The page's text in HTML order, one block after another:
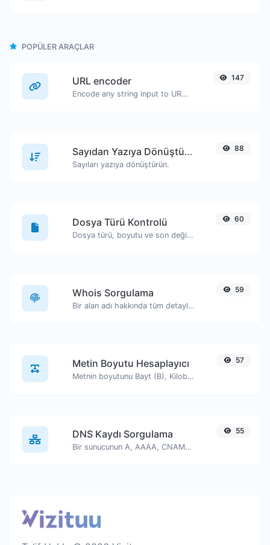
POPÜLER ARAÇLAR
URL encoder
Encode any string input to URL format.
147
Sayıdan Yazıya Dönüştürücü
Sayıları yazıya dönüştürün.
88
Dosya Türü Kontrolü
Dosya türü, boyutu ve son değiştirilme tarihi gibi bilgileri görüntüleyin.
60
Whois Sorgulama
Bir alan adı hakkında tüm detayları edinin.
59
Metin Boyutu Hesaplayıcı
Metnin boyutunu Bayt (B), Kilobayt (KB) veya Megabayt (MB) cinsinden alın.
57
DNS Kaydı Sorgulama
Bir sunucunun A, AAAA, CNAME, MX, NS, TXT, SOA DNS kayıtlarını bulun.
55